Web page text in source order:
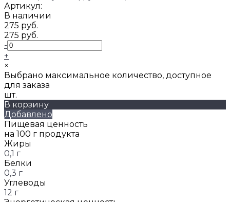
Артикул:
В наличии
275 руб.
275 руб.
-
+
×
Выбрано максимальное количество, доступное
для заказа
шт.
В корзину
Добавлено
Пищевая ценность
на 100 г продукта
Жиры
0,1 г
Белки
0,3 г
Углеводы
12 г